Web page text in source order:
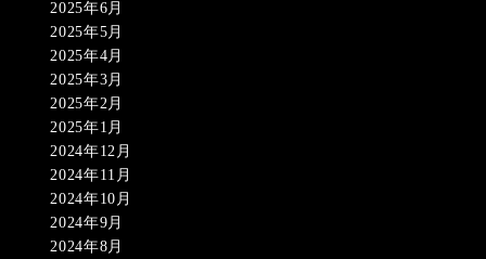
2025年6月
2025年5月
2025年4月
2025年3月
2025年2月
2025年1月
2024年12月
2024年11月
2024年10月
2024年9月
2024年8月